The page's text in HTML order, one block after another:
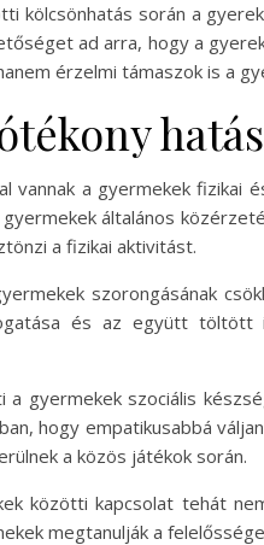
kölcsönhatás során a
ad arra, hogy a
érzelmi támaszok is a
vannak a gyermekek fizikai
általános
a fizikai aktivitást.
szorongásának
és az együtt töltött
a gyermekek szociális
hogy empatikusabbá
a közös játékok során.
közötti kapcsolat tehát
megtanulják a